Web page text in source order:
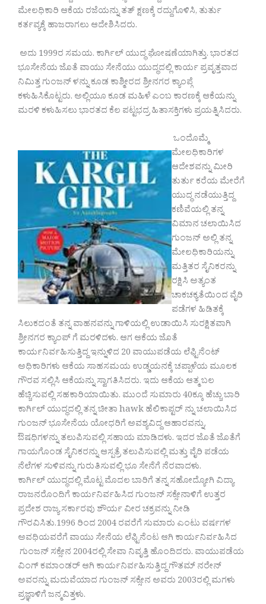
ಮೇಲಧಿಕಾರಿ ಆಕೆಯ ರಜೆಯನ್ನು ತತ್ ಕ್ಷಣಕ್ಕೆ ರದ್ದುಗೊಳಿಸಿ, ತುರ್ತು
ಕರ್ತವ್ಯಕ್ಕೆ ಹಾಜರಾಗಲು ಆದೇಶಿಸಿದರು.
ಅದು 1999ರ ಸಮಯ. ಕಾರ್ಗಿಲ್ ಯುದ್ಧ ಘೋಷಣೆಯಾಗಿತ್ತು. ಭಾರತದ
ಭೂಸೇನೆಯ ಜೊತೆ ವಾಯು ಸೇನೆಯು ಯುದ್ಧದಲ್ಲಿ ಕಾರ್ಯ ಪ್ರವೃತ್ತವಾದ
ನಿಮಿತ್ತ ಗುಂಜನ್ ಳನ್ನು ಕೂಡ ಕಾಶ್ಮೀರದ ಶ್ರೀನಗರ ಕ್ಯಾಂಪ್ಗೆ
ಕಳುಹಿಸಿಕೊಟ್ಟರು. ಅಲ್ಲಿಯೂ ಕೂಡ ಮಹಿಳೆ ಎಂಬ ಕಾರಣಕ್ಕೆ ಆಕೆಯನ್ನು
ಮರಳಿ ಕಳುಹಿಸಲು ಭಾರತದ ಕೆಲ ಪಟ್ಟಭದ್ರ ಹಿತಾಸಕ್ತಿಗಳು ಪ್ರಯತ್ನಿಸಿದರು.
ಒಂದೊಮ್ಮೆ
ಮೇಲಧಿಕಾರಿಗಳ
ಆದೇಶವನ್ನು ಮೀರಿ
ತುರ್ತು ಕರೆಯ ಮೇರೆಗೆ
ಯುದ್ಧ ನಡೆಯುತ್ತಿದ್ದ
ಕಣಿವೆಯಲ್ಲಿ ತನ್ನ
ವಿಮಾನ ಚಲಾಯಿಸಿದ
ಗುಂಜನ್ ಅಲ್ಲಿ ತನ್ನ
ಮೇಲಧಿಕಾರಿಯನ್ನು
ಮತ್ತಿತರ ಸೈನಿಕರನ್ನು
ರಕ್ಷಿಸಿ ಅತ್ಯಂತ
ಚಾಕಚಕ್ಯತೆಯಿಂದ ವೈರಿ
ಪಡೆಗಳ ಹಿಡಿತಕ್ಕೆ
ಸಿಲುಕದಂತೆ ತನ್ನ ವಾಹನವನ್ನು ಗಾಳಿಯಲ್ಲಿ ಉಡಾಯಿಸಿ ಸುರಕ್ಷಿತವಾಗಿ
ಶ್ರೀನಗರ ಕ್ಯಾಂಪ್ ಗೆ ಮರಳಿದಳು. ಆಗ ಆಕೆಯ ಜೊತೆ
ಕಾರ್ಯನಿರ್ವಹಿಸುತ್ತಿದ್ದ ಇನ್ನುಳಿದ 20 ವಾಯುಪಡೆಯ ಲೆಫ್ಟಿನೆಂಟ್
ಅಧಿಕಾರಿಗಳು ಆಕೆಯ ಸಾಹಸಮಯ ಉಡ್ಡಯನಕ್ಕೆ ಚಪ್ಪಾಳೆಯ ಮೂಲಕ
ಗೌರವ ಸಲ್ಲಿಸಿ ಆಕೆಯನ್ನು ಸ್ವಾಗತಿಸಿದರು. ಇದು ಆಕೆಯ ಆತ್ಮ ಬಲ
ಹೆಚ್ಚಿಸುವಲ್ಲಿ ಸಹಕಾರಿಯಾಯಿತು. ಮುಂದೆ ಸುಮಾರು 40ಕ್ಕೂ ಹೆಚ್ಚು ಬಾರಿ
ಕಾರ್ಗಿಲ್ ಯುದ್ಧದಲ್ಲಿ ತನ್ನ ಚೀತಾ hawk ಹೆಲಿಕಾಪ್ಟರ್ ನ್ನು ಚಲಾಯಿಸಿದ
ಗುಂಜನ್ ಭೂಸೇನೆಯ ಯೋಧರಿಗೆ ಅವಶ್ಯವಿದ್ದ ಆಹಾರವನ್ನು,
ಔಷಧಿಗಳನ್ನು ತಲುಪಿಸುವಲ್ಲಿ ಸಹಾಯ ಮಾಡಿದಳು. ಇದರ ಜೊತೆ ಜೊತೆಗೆ
ಗಾಯಗೊಂಡ ಸೈನಿಕರನ್ನು ಆಸ್ಪತ್ರೆ ತಲುಪಿಸುವಲ್ಲಿ ಮತ್ತು ವೈರಿ ಪಡೆಯ
ನೆಲೆಗಳ ಸುಳಿವನ್ನು ಗುರುತಿಸುವಲ್ಲಿ ಭೂ ಸೇನೆಗೆ ನೆರವಾದಳು.
ಕಾರ್ಗಿಲ್ ಯುದ್ಧದಲ್ಲಿ ಮೊಟ್ಟ ಮೊದಲ ಬಾರಿಗೆ ತನ್ನ ಸಹೋದ್ಯೋಗಿ ವಿದ್ಯಾ
ರಾಜನರೊಂದಿಗೆ ಕಾರ್ಯನಿರ್ವಹಿಸಿದ ಗುಂಜನ್ ಸಕ್ಸೇನಾಳಿಗೆ ಉತ್ತರ
ಪ್ರದೇಶ ರಾಜ್ಯ ಸರ್ಕಾರವು ಶೌರ್ಯ ವೀರ ಚಕ್ರವನ್ನು ನೀಡಿ
ಗೌರವಿಸಿತು.1996 ರಿಂದ 2004 ರವರೆಗೆ ಸುಮಾರು ಎಂಟು ವರ್ಷಗಳ
ಅವಧಿಯವರೆಗೆ ವಾಯು ಸೇನೆಯ ಲೆಫ್ಟಿನೆಂಟ ಆಗಿ ಕಾರ್ಯನಿರ್ವಹಿಸಿದ
ಗುಂಜನ್ ಸಕ್ಸೇನ 2004ರಲ್ಲಿ ಸೇವಾ ನಿವೃತ್ತಿ ಹೊಂದಿದರು. ವಾಯುಪಡೆಯ
ವಿಂಗ್ ಕಮಾಂಡರ್ ಆಗಿ ಕಾರ್ಯನಿರ್ವಹಿಸುತ್ತಿದ್ದ ಗೌತಮ್ ನರೇನ್
ಅವರನ್ನು ಮದುವೆಯಾದ ಗುಂಜನ್ ಸಕ್ಸೇನ ಅವರು 2003ರಲ್ಲಿ ಮಗಳು
ಪ್ರಜ್ಞಾಳಿಗೆ ಜನ್ಮವಿತ್ತಳು.